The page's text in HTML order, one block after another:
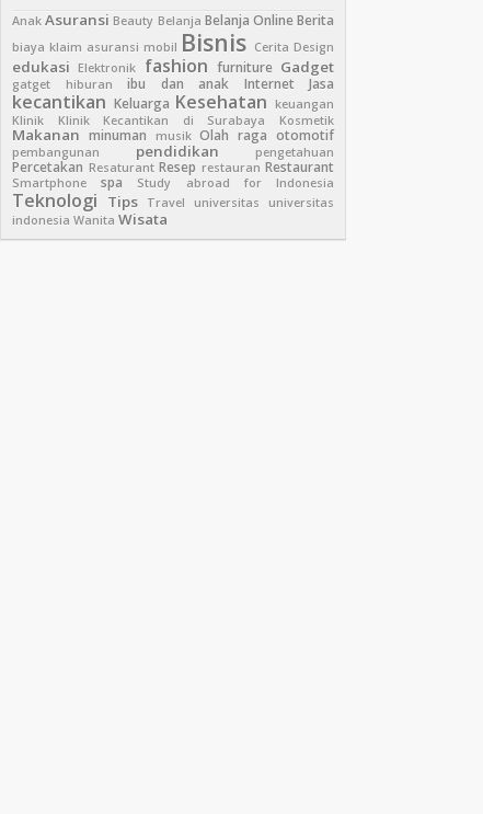
Anak Asuransi Beauty Belanja Belanja Online Berita
biaya klaim asuransi mobil Bisnis Cerita Design
edukasi Elektronik fashion furniture Gadget
gatget hiburan ibu dan anak Internet Jasa
kecantikan Keluarga Kesehatan
keuangan
Klinik
Klinik Kecantikan di Surabaya Kosmetik
Makanan minuman musik Olah raga otomotif
pembangunan pendidikan pengetahuan
Percetakan Resaturant Resep restauran Restaurant
Smartphone spa Study abroad for Indonesia
Teknologi Tips Travel universitas
universitas
indonesia Wanita Wisata